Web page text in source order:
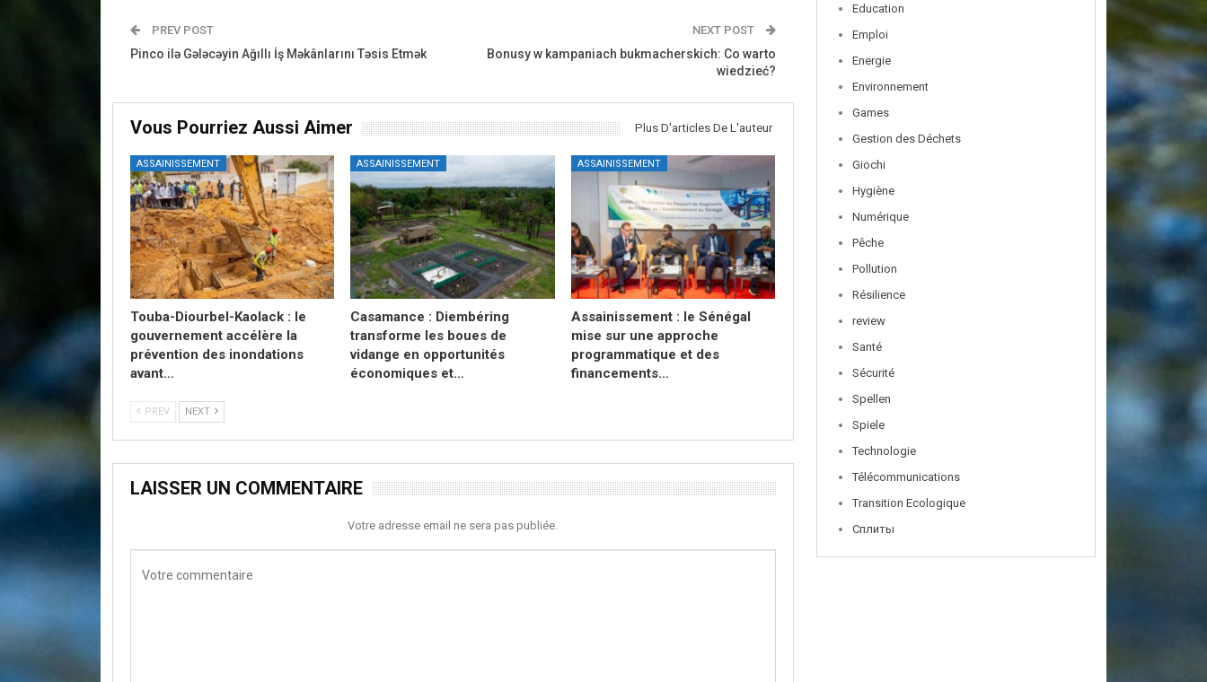
PREV POST
Pinco ilə Gələcəyin Ağıllı İş Məkânlarını Təsis Etmək
NEXT POST
Bonusy w kampaniach bukmacherskich: Co warto
wiedzieć?
Vous Pourriez Aussi Aimer Plus D'articles De L'auteur
ASSAINISSEMENT
Touba-Diourbel-Kaolack : le
gouvernement accélère la
prévention des inondations
avant…
ASSAINISSEMENT
Casamance : Diembéring
transforme les boues de
vidange en opportunités
économiques et…
ASSAINISSEMENT
Assainissement : le Sénégal
mise sur une approche
programmatique et des
financements…
PREV NEXT
LAISSER UN COMMENTAIRE
Votre adresse email ne sera pas publiée.
Education
Emploi
Energie
Environnement
Games
Gestion des Déchets
Giochi
Hygiène
Numérique
Pêche
Pollution
Résilience
review
Santé
Sécurité
Spellen
Spiele
Technologie
Télécommunications
Transition Ecologique
Сплиты